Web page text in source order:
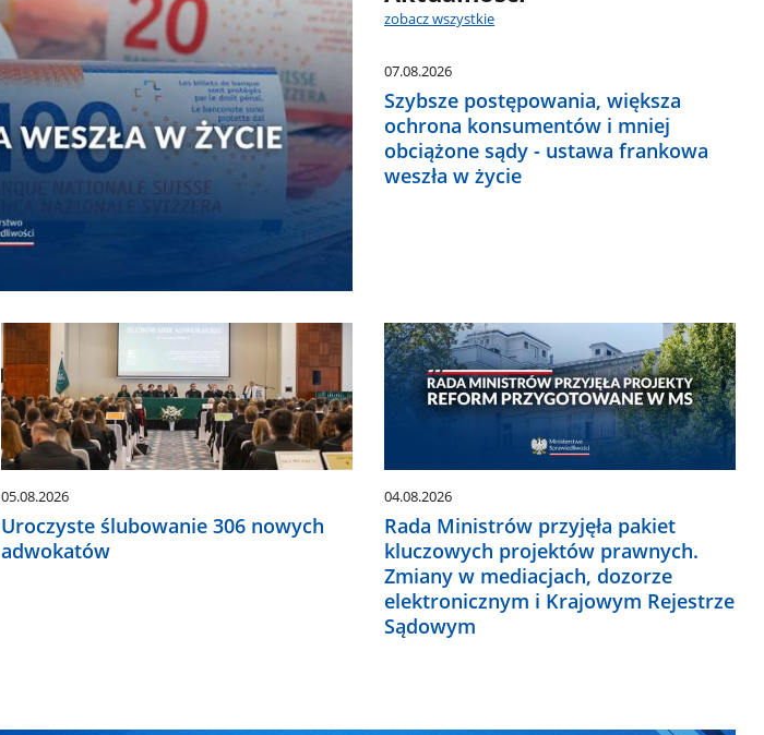
zobacz wszystkie
07.08.2026
Szybsze postępowania, większa
ochrona konsumentów i mniej
obciążone sądy - ustawa frankowa
weszła w życie
05.08.2026
Uroczyste ślubowanie 306 nowych
adwokatów
04.08.2026
Rada Ministrów przyjęła pakiet
kluczowych projektów prawnych.
Zmiany w mediacjach, dozorze
elektronicznym i Krajowym Rejestrze
Sądowym